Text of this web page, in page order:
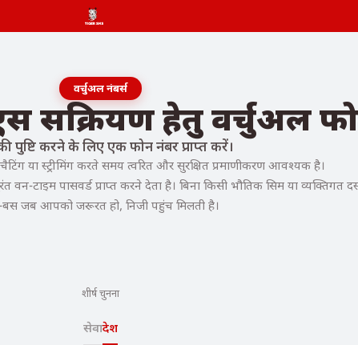
वर्चुअल नंबर्स
सक्रियण हेतु वर्चुअल
पुष्टि करने के लिए एक फोन नंबर प्राप्त करें।
या स्ट्रीमिंग करते समय त्वरित और सुरक्षित प्रमाणीकरण आवश्यक है।
टाइम पासवर्ड प्राप्त करने देता है। बिना किसी भौतिक सिम या व्यक्तिगत
जब आपको जरूरत हो, निजी पहुंच मिलती है।
शीर्ष चुनना
सेवादेश